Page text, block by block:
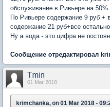
обслуживание в Ривьере на
По Ривьере содержание 9 руб +
содержание 21
Ну а вода - это цифра не
Сообщение отредактировал
Tmin
01 Mar 2018
krimchanka, on 01 Mar 2018 -